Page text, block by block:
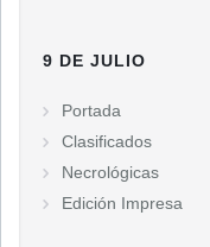
9 DE JULIO
Portada
Clasificados
Necrológicas
Edición Impresa